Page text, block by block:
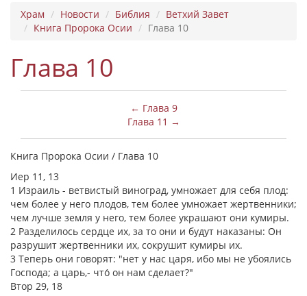
Храм Новости Библия
Ветхий Завет
Книга Пророка Осии
Глава 10
Глава 10
← Глава 9
Глава 11 →
Книга Пророка Осии / Глава 10
Иер 11, 13
1 Израиль - ветвистый виноград, умножает для себя плод:
чем более у него плодов, тем более умножает жертвенники;
чем лучше земля у него, тем более украшают они кумиры.
2 Разделилось сердце их, за то они и будут наказаны: Он
разрушит жертвенники их, сокрушит кумиры их.
3 Теперь они говорят: "нет у нас царя, ибо мы не убоялись
Господа; а царь,- что́ он нам сделает?"
Втор 29, 18